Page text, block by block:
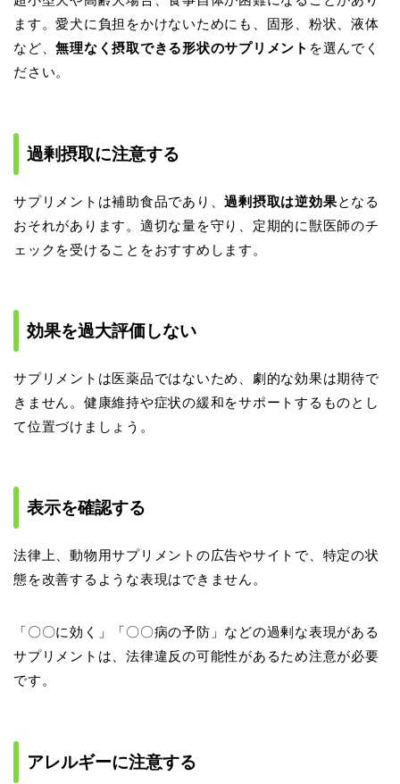
ます。愛犬に負担をかけないためにも、固形、粉状、液体
など、無理なく摂取できる形状のサプリメント を選んでく
ださい。
過剰摂取に注意する
サプリメントは補助食品であり、過剰摂取は逆効果となる
おそれがあります。適切な量を守り、定期的に獣医師のチ
ェックを受けることをおすすめします。
効果を過大評価しない
サプリメントは医薬品ではないため、劇的な効果は期待で
きません。健康維持や症状の緩和をサポートするものとし
て位置づけましょう。
表示を確認する
法律上、動物用サプリメントの広告やサイトで、特定の状
態を改善するような表現はできません。
「〇〇に効く」「〇〇病の予防」などの過剰な表現がある
サプリメントは、法律違反の可能性があるため注意が必要
です。
アレルギーに注意する